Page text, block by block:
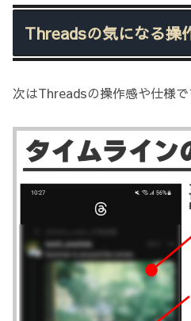
Threadsの気になる操
次はThreadsの操作感や仕様で